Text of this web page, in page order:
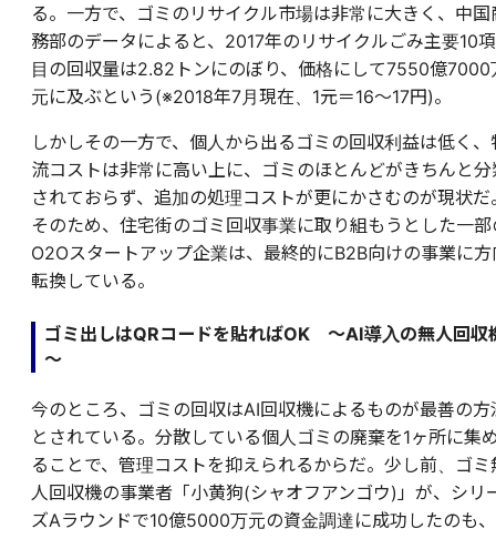
る。一方で、ゴミのリサイクル市場は非常に大きく、中国
務部のデータによると、2017年のリサイクルごみ主要10項
目の回収量は2.82トンにのぼり、価格にして7550億7000
元に及ぶという(※2018年7月現在、1元＝16～17円)。
しかしその一方で、個人から出るゴミの回収利益は低く、
流コストは非常に高い上に、ゴミのほとんどがきちんと分
されておらず、追加の処理コストが更にかさむのが現状だ
そのため、住宅街のゴミ回収事業に取り組もうとした一部
O2Oスタートアップ企業は、最終的にB2B向けの事業に方
転換している。
ゴミ出しはQRコードを貼ればOK ～AI導入の無人回収
～
今のところ、ゴミの回収はAI回収機によるものが最善の方
とされている。分散している個人ゴミの廃棄を1ヶ所に集
ることで、管理コストを抑えられるからだ。少し前、ゴミ
人回収機の事業者「小黄狗(シャオフアンゴウ)」が、シリ
ズAラウンドで10億5000万元の資金調達に成功したのも、